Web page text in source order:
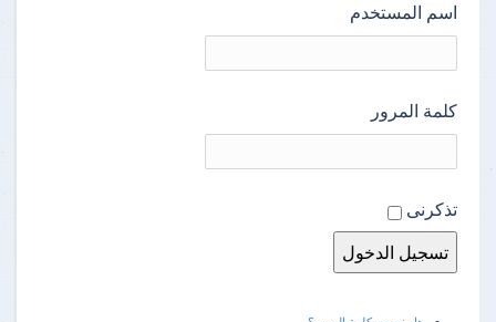
اسم المستخدم
كلمة المرور
تذكرنى